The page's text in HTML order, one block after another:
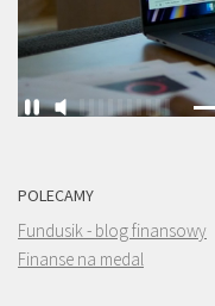
POLECAMY
Fundusik - blog finansowy
Finanse na medal